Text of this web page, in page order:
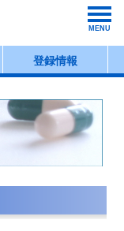
MENU
登録情報